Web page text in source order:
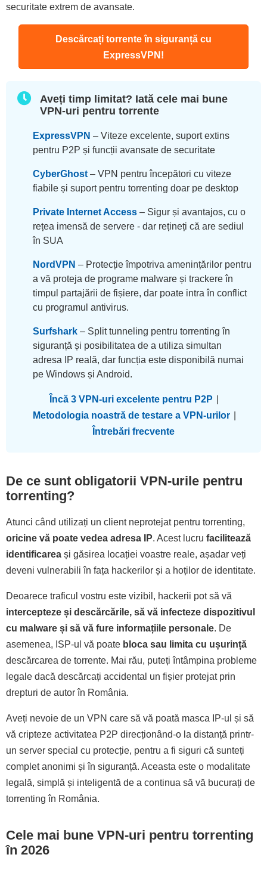
securitate extrem de avansate.
Descărcați torrente în siguranță cu
ExpressVPN!
Aveți timp limitat? Iată cele mai bune
VPN-uri pentru torrente
ExpressVPN – Viteze excelente, suport extins
pentru P2P și funcții avansate de securitate
CyberGhost– VPN pentru începători cu viteze
fiabile și suport pentru torrenting doar pe desktop
Private Internet Access – Sigur și avantajos, cu o
rețea imensă de servere - dar rețineți că are sediul
în SUA
NordVPN – Protecție împotriva amenințărilor pentru
a vă proteja de programe malware și trackere în
timpul partajării de fișiere, dar poate intra în conflict
cu programul antivirus.
Surfshark – Split tunneling pentru torrenting în
siguranță și posibilitatea de a utiliza simultan
adresa IP reală, dar funcția este disponibilă numai
pe Windows și Android.
Încă 3 VPN-uri excelente pentru P2P
Metodologia noastră de testare a VPN-urilor
Întrebări frecvente
De ce sunt obligatorii VPN-urile pentru
torrenting?
Atunci când utilizați un client neprotejat pentru torrenting,
oricine vă poate vedea adresa IP. Acest lucru facilitează
identificarea și găsirea locației voastre reale, așadar veți
deveni vulnerabili în fața hackerilor și a hoților de identitate.
Deoarece traficul vostru este vizibil, hackerii pot să vă
intercepteze și descărcările, să vă infecteze dispozitivul
cu malware și să vă fure informațiile personale. De
asemenea, ISP-ul vă poate bloca sau limita cu ușurință
descărcarea de torrente. Mai rău, puteți întâmpina probleme
legale dacă descărcați accidental un fișier protejat prin
drepturi de autor în România.
Aveți nevoie de un VPN care să vă poată masca IP-ul și să
vă cripteze activitatea P2P direcționând-o la distanță printr-
un server special cu protecție, pentru a fi siguri că sunteți
complet anonimi și în siguranță. Aceasta este o modalitate
legală, simplă și inteligentă de a continua să vă bucurați de
torrenting în România.
Cele mai bune VPN-uri pentru torrenting
în 2026